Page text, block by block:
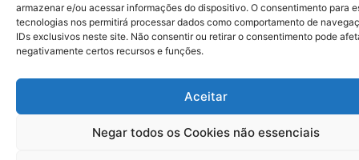
armazenar e/ou acessar informações do dispositivo. O consentimento para
tecnologias nos permitirá processar dados como comportamento de
IDs exclusivos neste site. Não consentir ou retirar o consentimento pode
negativamente certos recursos e funções.
Aceitar
Negar todos os Cookies não essenciais